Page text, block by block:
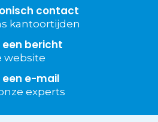
contact
kantoortijden
een bericht
website
een e-mail
experts